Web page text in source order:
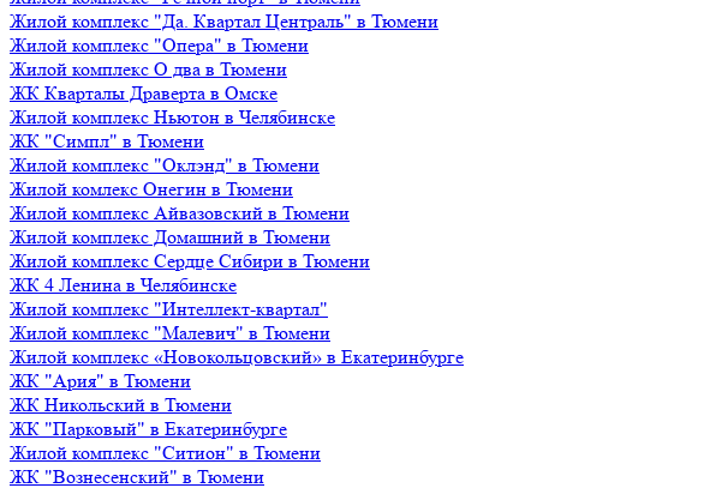
Жилой комплекс "Да. Квартал Централь" в Тюмени
Жилой комплекс "Опера" в Тюмени
Жилой комплекс О два в Тюмени
ЖК Кварталы Драверта в Омске
Жилой комплекс Ньютон в Челябинске
ЖК "Симпл" в Тюмени
Жилой комплекс "Оклэнд" в Тюмени
Жилой комлекс Онегин в Тюмени
Жилой комплекс Айвазовский в Тюмени
Жилой комплекс Домашний в Тюмени
Жилой комплекс Сердце Сибири в Тюмени
ЖК 4 Ленина в Челябинске
Жилой комплекс "Интеллект-квартал"
Жилой комплекс "Малевич" в Тюмени
Жилой комплекс «Новокольцовский» в Екатеринбурге
ЖК "Ария" в Тюмени
ЖК Никольский в Тюмени
ЖК "Парковый" в Екатеринбурге
Жилой комплекс "Ситион" в Тюмени
ЖК "Вознесенский" в Тюмени